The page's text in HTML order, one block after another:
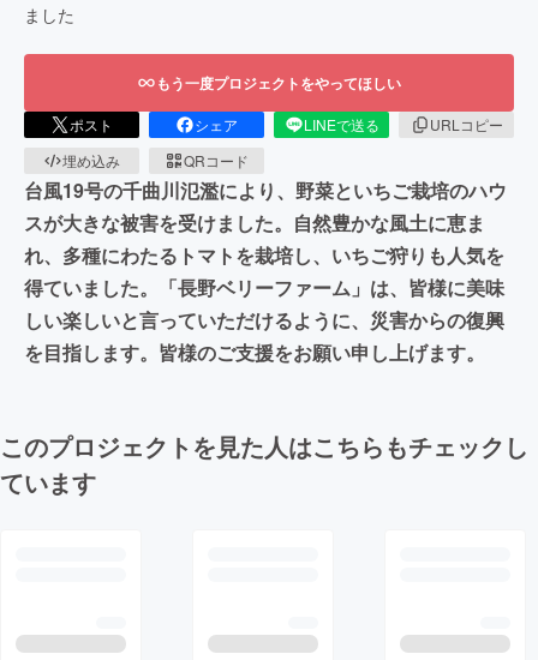
ました
もう一度プロジェクトをやってほしい
ポスト シェア LINEで送る
URLコピー
埋め込み
QRコード
台風19号の千曲川氾濫により、野菜といちご栽培のハウ
スが大きな被害を受けました。自然豊かな風土に恵ま
れ、多種にわたるトマトを栽培し、いちご狩りも人気を
得ていました。「長野ベリーファーム」は、皆様に美味
しい楽しいと言っていただけるように、災害からの復興
を目指します。皆様のご支援をお願い申し上げます。
このプロジェクトを見た人はこちらもチェックし
ています